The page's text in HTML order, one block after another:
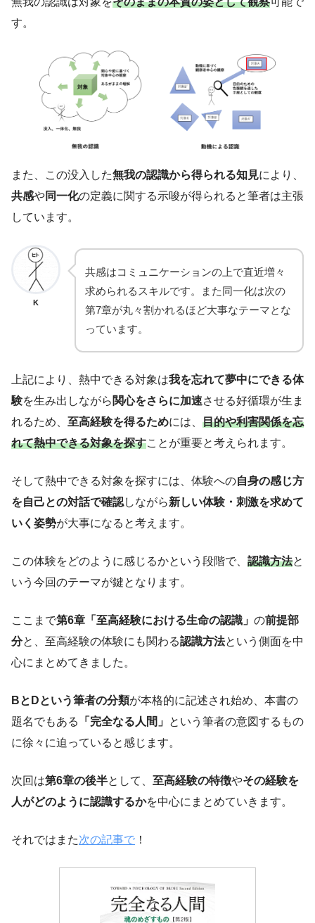
す。
また、この没入した無我の認識から得られる知見により、
共感や同一化の定義に関する示唆が得られると筆者は主張
しています。
K
共感はコミュニケーションの上で直近増々
求められるスキルです。また同一化は次の
第7章が丸々割かれるほど大事なテーマとな
っています。
上記により、熱中できる対象は我を忘れて夢中にできる体
験を生み出しながら 関心をさらに加速させる好循環が生ま
れるため、 至高経験を得るためには、 目的や利害関係を忘
れて熱中できる対象を探すことが重要と考えられます。
そして熱中できる対象を探すには、体験への自身の感じ方
を自己との対話で確認しながら新しい体験・刺激を求めて
いく姿勢が大事になると考えます。
この体験をどのように感じるかという段階で、 認識方法と
いう今回のテーマが鍵となります。
ここまで第6章「至高経験における生命の認識」 の前提部
分と、至高経験の体験にも関わる認識方法という側面を中
心にまとめてきました。
BとDという筆者の分類が本格的に記述され始め、本書の
題名でもある
「完全なる人間」 という筆者の意図するもの
に徐々に迫っていると感じます。
次回は第6章の後半として、 至高経験の特徴やその経験を
人がどのように認識するかを中心にまとめていきます。
それではまた次の記事で ！